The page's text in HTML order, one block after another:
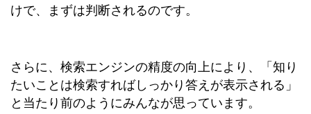
けで、まずは判断されるのです。
さらに、検索エンジンの精度の向上により、「知り
たいことは検索すればしっかり答えが表示される」
と当たり前のようにみんなが思っています。